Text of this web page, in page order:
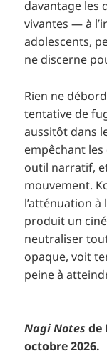
davantage les
vivantes — à
adolescents,
ne discerne
Rien ne
tentative de
aussitôt dans
empêchant
outil narratif,
mouvement.
l’atténuation
produit un
neutraliser
opaque, voit
peine à
Nagi Notes de
octobre 2026.